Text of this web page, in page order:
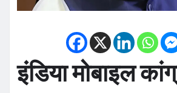
इंडिया मोबाइल